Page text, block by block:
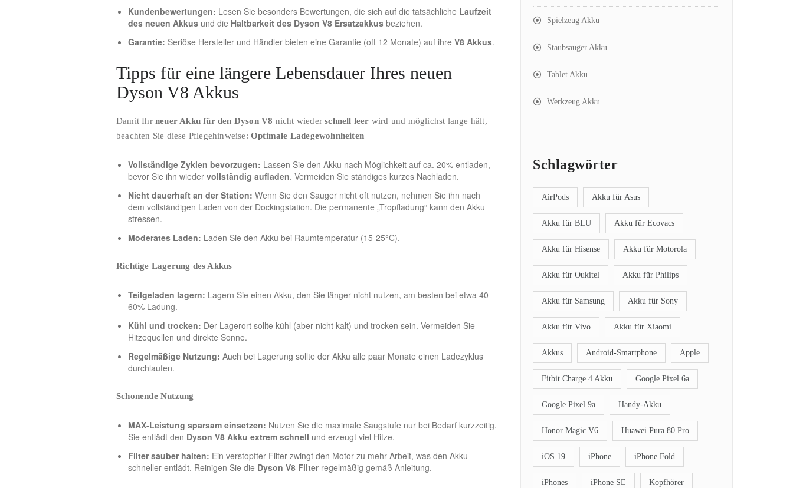
Kundenbewertungen: Lesen Sie besonders Bewertungen, die sich auf die tatsächliche Laufzeit
des neuen Akkus und die Haltbarkeit des Dyson V8 Ersatzakkus beziehen.
Garantie: Seriöse Hersteller und Händler bieten eine Garantie (oft 12 Monate) auf ihre V8 Akkus.
Tipps für eine längere Lebensdauer Ihres neuen
Dyson V8 Akkus
Damit Ihr neuer Akku für den Dyson V8 nicht wiederschnell leer wird und möglichst lange hält,
beachten Sie diese Pflegehinweise: Optimale Ladegewohnheiten
Vollständige Zyklen bevorzugen: Lassen Sie den Akku nach Möglichkeit auf ca. 20% entladen,
bevor Sie ihn wieder vollständig aufladen. Vermeiden Sie ständiges kurzes Nachladen.
Nicht dauerhaft an der Station: Wenn Sie den Sauger nicht oft nutzen, nehmen Sie ihn nach
dem vollständigen Laden von der Dockingstation. Die permanente „Tropfladung“ kann den Akku
stressen.
Moderates Laden: Laden Sie den Akku bei Raumtemperatur (15-25°C).
Richtige Lagerung des Akkus
Teilgeladen lagern: Lagern Sie einen Akku, den Sie länger nicht nutzen, am besten bei etwa 40-
60% Ladung.
Kühl und trocken: Der Lagerort sollte kühl (aber nicht kalt) und trocken sein. Vermeiden Sie
Hitzequellen und direkte Sonne.
Regelmäßige Nutzung: Auch bei Lagerung sollte der Akku alle paar Monate einen Ladezyklus
durchlaufen.
Schonende Nutzung
MAX-Leistung sparsam einsetzen: Nutzen Sie die maximale Saugstufe nur bei Bedarf kurzzeitig.
Sie entlädt den Dyson V8 Akku extrem schnell und erzeugt viel Hitze.
Filter sauber halten: Ein verstopfter Filter zwingt den Motor zu mehr Arbeit, was den Akku
schneller entlädt. Reinigen Sie die Dyson V8 Filterregelmäßig gemäß Anleitung.
Spielzeug Akku
Staubsauger Akku
Tablet Akku
Werkzeug Akku
Schlagwörter
AirPods Akku für Asus
Akku für BLU Akku für Ecovacs
Akku für Hisense Akku für Motorola
Akku für Oukitel Akku für Philips
Akku für Samsung Akku für Sony
Akku für Vivo Akku für Xiaomi
Akkus Android-Smartphone Apple
Fitbit Charge 4 Akku Google Pixel 6a
Google Pixel 9a Handy-Akku
Honor Magic V6 Huawei Pura 80 Pro
iOS 19 iPhone iPhone Fold
iPhones iPhone SE Kopfhörer